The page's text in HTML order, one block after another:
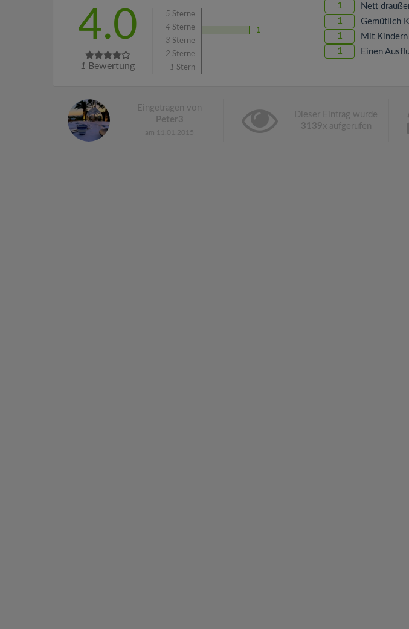
4.0
1 Bewertung
5 Sterne
4 Sterne
1
3 Sterne
2 Sterne
1 Stern
1 Nett
1 Gemütlich
1 Mit Kindern
1 Einen
Eingetragen von
Peter3
am 11.01.2015
Dieser Eintrag wurde
3139x aufgerufen